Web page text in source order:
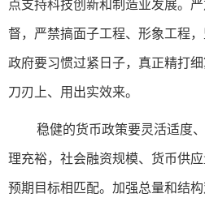
点支持科技创新和制造业发展。
督，严禁搞面子工程、形象工程
政府要习惯过紧日子，真正精打
刀刃上、用出实效来。
稳健的货币政策要灵活适度
理充裕，社会融资规模、货币供
预期目标相匹配。加强总量和结